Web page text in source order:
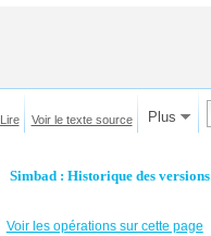
Simbad : Historique des versions
Voir les opérations sur cette page
Lire Voir le texte source Plus